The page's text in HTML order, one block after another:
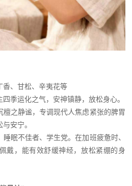
香、甘松、辛夷花等
季运化之气，安神镇静，放松身心。
檀之静谧，专调现代人焦虑紧张的脾胃
安宁。
眠不佳者、学生党。在加班疲惫时、
戴，能有效舒缓神经，放松紧绷的身